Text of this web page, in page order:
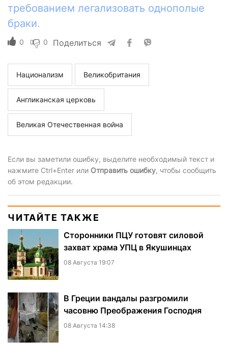
требованием легализовать однополые
браки.
0 0 Поделиться
Национализм Великобритания
Англиканская церковь
Великая Отечественная война
Если вы заметили ошибку, выделите необходимый текст и
нажмите Ctrl+Enter или Отправить ошибку, чтобы сообщить
об этом редакции.
ЧИТАЙТЕ ТАКЖЕ
Сторонники ПЦУ готовят силовой
захват храма УПЦ в Якушинцах
08 Августа 19:07
В Греции вандалы разгромили
часовню Преображения Господня
08 Августа 14:38